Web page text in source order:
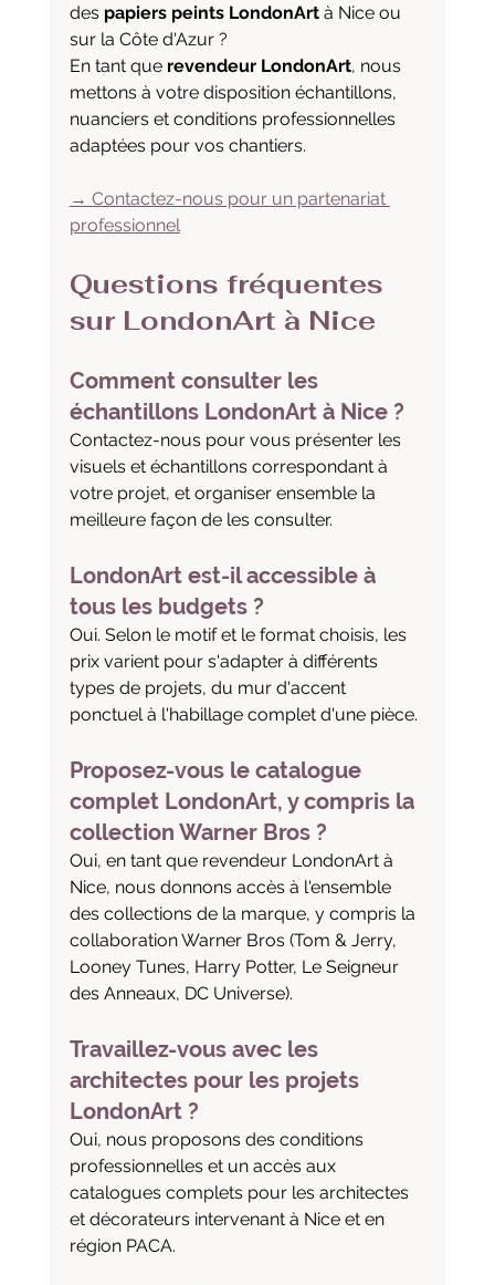
des papiers peints LondonArt à Nice ou
sur la Côte d'Azur ?
En tant que revendeur LondonArt, nous
mettons à votre disposition échantillons,
nuanciers et conditions professionnelles
adaptées pour vos chantiers.
→ Contactez-nous pour un partenariat
professionnel
Questions fréquentes
sur LondonArt à Nice
Comment consulter les
échantillons LondonArt à Nice ?
Contactez-nous pour vous présenter les
visuels et échantillons correspondant à
votre projet, et organiser ensemble la
meilleure façon de les consulter.
LondonArt est-il accessible à
tous les budgets ?
Oui. Selon le motif et le format choisis, les
prix varient pour s'adapter à différents
types de projets, du mur d'accent
ponctuel à l'habillage complet d'une pièce.
Proposez-vous le catalogue
complet LondonArt, y compris la
collection Warner Bros ?
Oui, en tant que revendeur LondonArt à
Nice, nous donnons accès à l'ensemble
des collections de la marque, y compris la
collaboration Warner Bros (Tom & Jerry,
Looney Tunes, Harry Potter, Le Seigneur
des Anneaux, DC Universe).
Travaillez-vous avec les
architectes pour les projets
LondonArt ?
Oui, nous proposons des conditions
professionnelles et un accès aux
catalogues complets pour les architectes
et décorateurs intervenant à Nice et en
région PACA.